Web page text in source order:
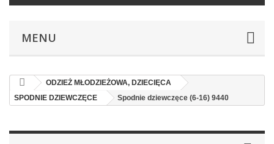
MENU
ODZIEŻ MŁODZIEŻOWA, DZIECIĘCA
SPODNIE DZIEWCZĘCE
Spodnie dziewczęce (6-16) 9440